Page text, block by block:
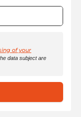
of your
data subject are